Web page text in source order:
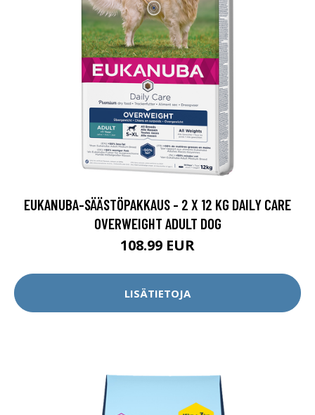
EUKANUBA-SÄÄSTÖPAKKAUS - 2 X 12 KG DAILY CARE
OVERWEIGHT ADULT DOG
108.99 EUR
LISÄTIETOJA